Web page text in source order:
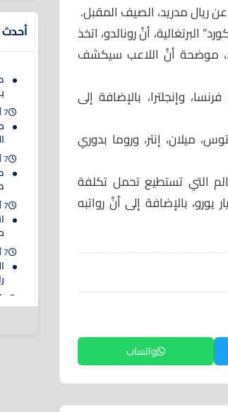
عن ريال مدريد، الصيف المقبل.
البرتغالية، أنَّ رونالدو، اتخذ
موضحة أنَّ اللاعب سيكشف
وإنجلترا، بالإضافة إلى
ميلان، إنتر، وروما بدوري
التي تستطيع تحمل تكلفة
بالإضافة إلى أنَّ رواتبه
واتساب
أحدث
7 أغسطس 2026
7 أغسطس 2026
7 أغسطس 2026
7 أغسطس 2026